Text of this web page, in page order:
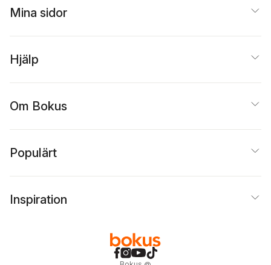
Mina sidor
Hjälp
Om Bokus
Populärt
Inspiration